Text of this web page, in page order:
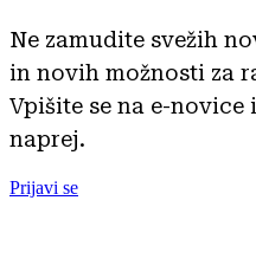
Ne zamudite svežih
in novih možnosti za
Vpišite se na e-
naprej.
Prijavi se